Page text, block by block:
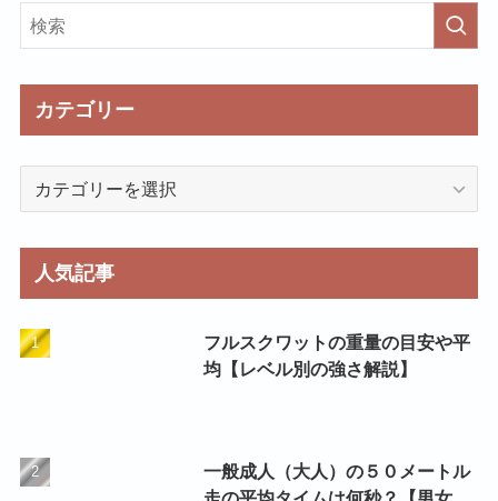
カテゴリー
ー
人気記事
フルスクワットの重量の目安や平
均【レベル別の強さ解説】
一般成人（大人）の５０メートル